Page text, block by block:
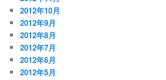
2012年10月
2012年9月
2012年8月
2012年7月
2012年6月
2012年5月